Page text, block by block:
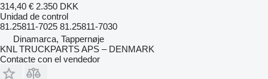
314,40 € 2.350 DKK
Unidad de control
81.25811-7025 81.25811-7030
Dinamarca, Tappernøje
KNL TRUCKPARTS APS – DENMARK
Contacte con el vendedor